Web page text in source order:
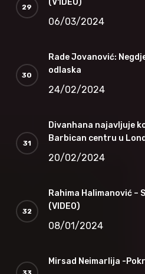
(V1DEO)
06/03/2024
Rade Jovanović:
odlaska
24/02/2024
Divanhana najavljuje
Barbican centru u
20/02/2024
Rahima Halimanović –
(VIDEO)
08/01/2024
Mirsad Neimarlija -